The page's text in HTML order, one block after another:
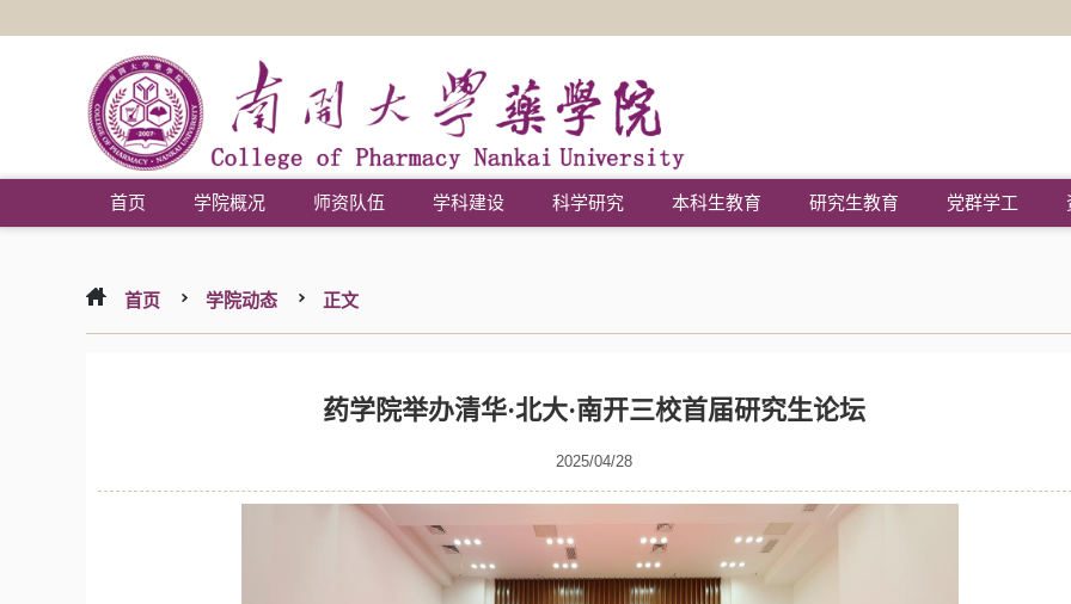
首页 学院概况 师资队伍 学科建设 科学研究 本科生教育 研究生教育 党群学工
首页 学院动态 正文
药学院举办清华·北大·南开三校首届研究生论坛
2025/04/28